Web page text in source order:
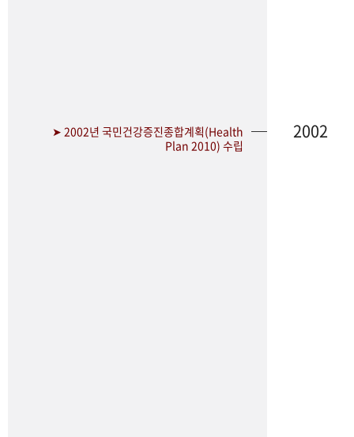
➤ 2002년 국민건강증진종합계획(Health
Plan 2010) 수립
2002